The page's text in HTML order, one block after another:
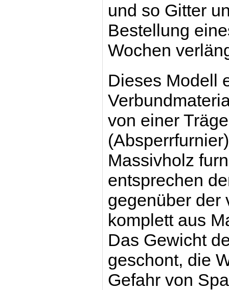
und so Gitter
Bestellung
Wochen
Dieses Modell
von einer
Massivholz
entsprechen
gegenüber der
komplett aus
Das Gewicht
geschont, die
Gefahr von